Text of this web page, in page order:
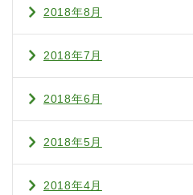
2018年8月
2018年7月
2018年6月
2018年5月
2018年4月